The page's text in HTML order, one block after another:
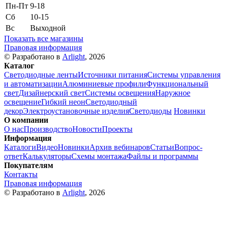
Пн-Пт 9-18
Сб
10-15
Вс
Выходной
Показать все магазины
Правовая информация
© Разработано в Arlight, 2026
Каталог
Светодиодные лентыИсточники питанияСистемы управления
и автоматизацииАлюминиевые профилиФункциональный
светДизайнерский светСистемы освещенияНаружное
освещениеГибкий неонСветодиодный
декорЭлектроустановочные изделияСветодиоды Новинки
О компании
О насПроизводствоНовостиПроекты
Информация
КаталогиВидеоНовинкиАрхив вебинаровСтатьиВопрос-
ответКалькуляторыСхемы монтажаФайлы и программы
Покупателям
Контакты
Правовая информация
© Разработано в Arlight, 2026